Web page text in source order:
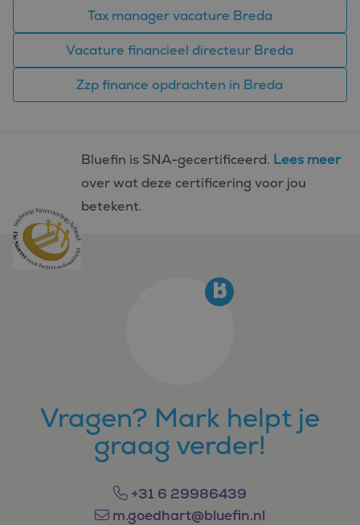
Tax manager vacature Breda
Vacature financieel directeur Breda
Zzp finance opdrachten in Breda
Bluefin is SNA-gecertificeerd. Lees meer
over wat deze certificering voor jou
betekent.
Vragen? Mark helpt je
graag verder!
+31 6 29986439
m.goedhart@bluefin.nl